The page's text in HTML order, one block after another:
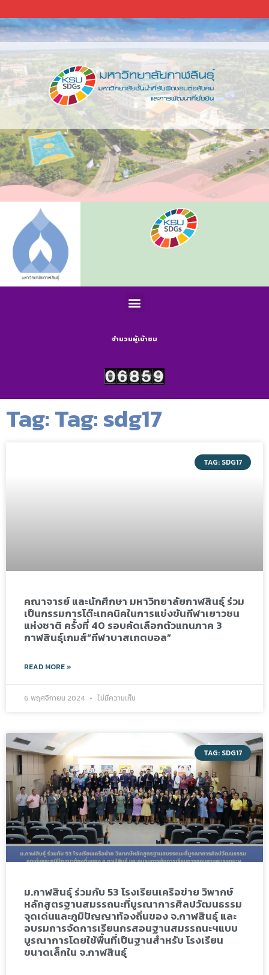
จำนวนผู้เข้าชม
Tag: Tag: sdg17
TAG: SDG17
คณาจารย์ และนักศึกษา มหาวิทยาลัยกาฬสินธุ์ ร่วม
เป็นกรรมการโต๊ะเทคนิคในการแข่งขันกีฬาเยาวชน
แห่งชาติ ครั้งที่ 40 รอบคัดเลือกตัวแทนภาค 3
กาฬสินธุ์เกมส์“กีฬาบาสเกตบอล”
READ MORE »
6 พฤศจิกายน 2024 ไม่มีความเห็น
TAG: SDG17
ม.กาฬสินธุ์ ร่วมกับ 53 โรงเรียนเครือข่าย วิพากษ์
หลักสูตรฐานสมรรถนะที่บูรณาการศิลปวัฒนธรรม
จุดเด่นและภูมิปัญญาท้องถิ่นของ จ.กาฬสินธุ์ และ
อบรมการจัดการเรียนกรสอนฐานสมรรถนะฯแบบ
บูรณาการโดยใช้พื้นที่เป็นฐานสำหรับ โรงเรียน
ขนาดเล็กใน จ.กาฬสินธุ์